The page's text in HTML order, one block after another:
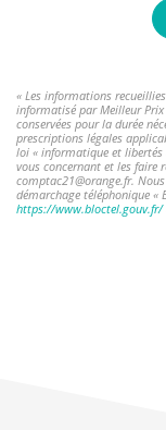
« Les informations
informatisé par Meilleur
conservées pour la durée
prescriptions légales
loi « informatique et libertés
vous concernant et les faire
comptac21@orange.fr.
démarchage téléphonique «
https://www.bloctel.gouv.fr/